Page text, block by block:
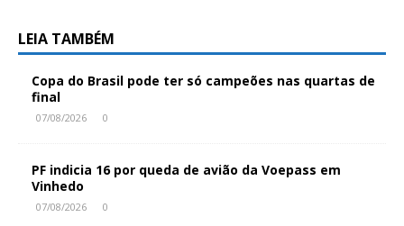
LEIA TAMBÉM
Copa do Brasil pode ter só campeões nas quartas de
final
07/08/2026 0
PF indicia 16 por queda de avião da Voepass em
Vinhedo
07/08/2026 0